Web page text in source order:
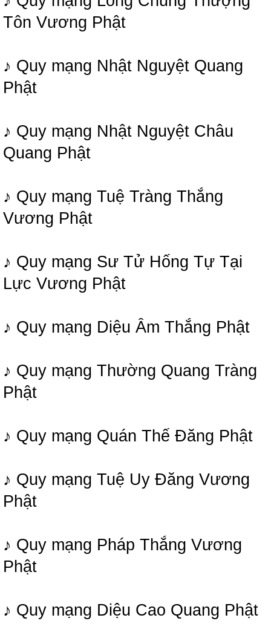
Tôn Vương Phật
♪ Quy mạng Nhật Nguyệt Quang
Phật
♪ Quy mạng Nhật Nguyệt Châu
Quang Phật
♪ Quy mạng Tuệ Tràng Thắng
Vương Phật
♪ Quy mạng Sư Tử Hống Tự Tại
Lực Vương Phật
♪ Quy mạng Diệu Âm Thắng Phật
♪ Quy mạng Thường Quang Tràng
Phật
♪ Quy mạng Quán Thế Đăng Phật
♪ Quy mạng Tuệ Uy Đăng Vương
Phật
♪ Quy mạng Pháp Thắng Vương
Phật
♪ Quy mạng Diệu Cao Quang Phật